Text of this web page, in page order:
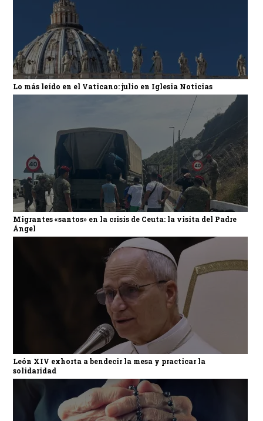
Lo más leído en el Vaticano: julio en Iglesia Noticias
Migrantes «santos» en la crisis de Ceuta: la visita del Padre
Ángel
León XIV exhorta a bendecir la mesa y practicar la
solidaridad